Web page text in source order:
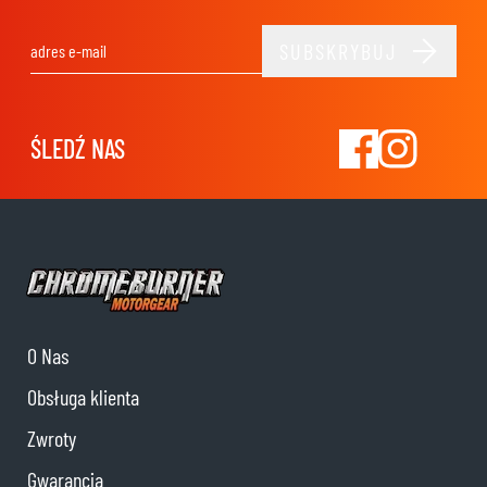
ŚLEDŹ NAS
O Nas
Obsługa klienta
Zwroty
Gwarancja